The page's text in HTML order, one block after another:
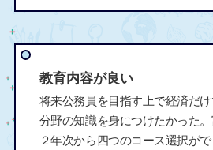
教育内容が良い
将来公務員を目指す上で経済だ
分野の知識を身につけたかった
２年次から四つのコース選択が